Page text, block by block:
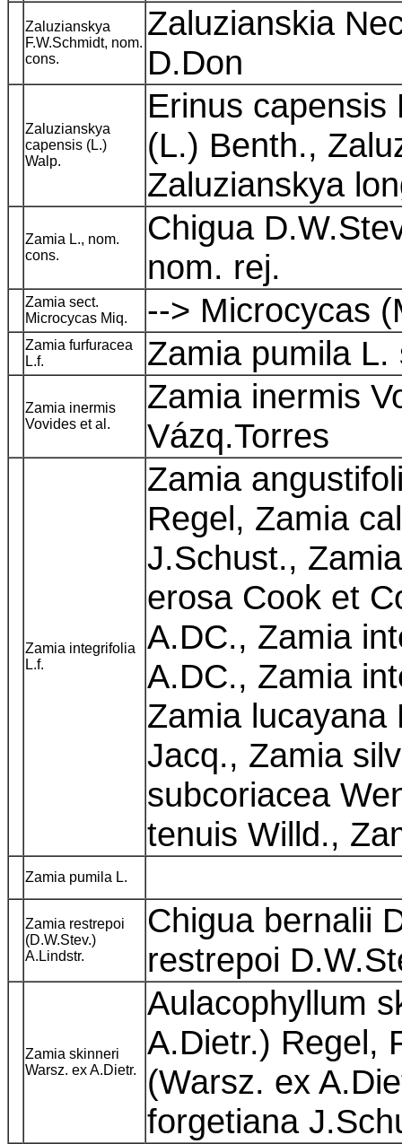
Zaluzianskya
F.W.Schmidt, nom.
cons.
Zaluzianskia
D.Don
Zaluzianskya
capensis (L.)
Walp.
Erinus capensis
(L.) Benth.,
Zaluzianskya
Zamia L., nom.
cons.
Chigua
nom. rej.
Zamia sect.
Microcycas Miq.
--> Microcycas
Zamia furfuracea
L.f.
Zamia pumila
Zamia inermis
Vovides et al.
Zamia inermis
Vázq.Torres
Zamia integrifolia
L.f.
Zamia
Regel, Zamia
J.Schust.,
erosa Cook et
A.DC., Zamia
A.DC., Zamia
Zamia lucayana
Jacq., Zamia
subcoriacea
tenuis Willd.,
Zamia pumila L.
Zamia restrepoi
(D.W.Stev.)
A.Lindstr.
Chigua bernalii
restrepoi
Zamia skinneri
Warsz. ex A.Dietr.
Aulacophyllum
A.Dietr.) Regel,
(Warsz. ex
forgetiana